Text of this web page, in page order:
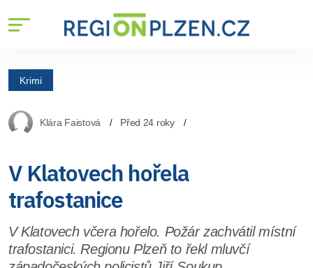
Krimi
Klára Faistová Před 24 roky
V Klatovech hořela
trafostanice
V Klatovech včera hořelo. Požár zachvátil místní
trafostanici. Regionu Plzeň to řekl mluvčí